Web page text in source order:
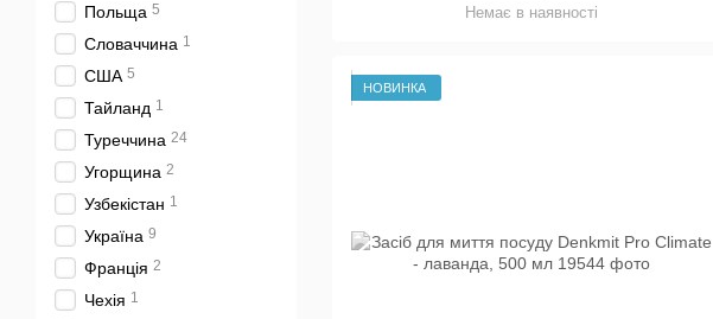
Немає в наявності
НОВИНКА
Польща 5
Словаччина 1
США 5
Тайланд 1
Туреччина 24
Угорщина 2
Узбекістан 1
Україна 9
Франція 2
Чехія 1